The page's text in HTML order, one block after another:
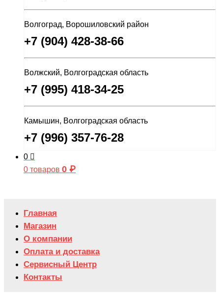
Волгоград, Ворошиловский район
+7 (904) 428-38-66
Волжский, Волгоградская область
+7 (995) 418-34-25
Камышин, Волгоградская область
+7 (996) 357-76-28
0
0 товаров 0 ₽
Главная
Магазин
О компании
Оплата и доставка
Сервисный Центр
Контакты